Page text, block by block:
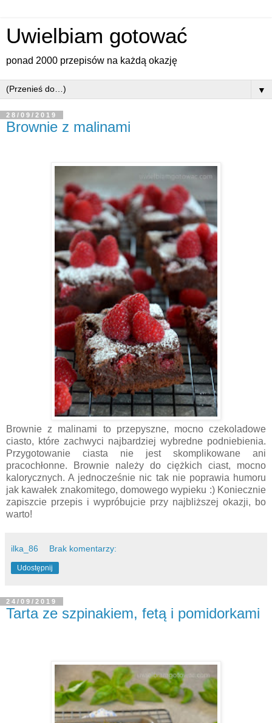
Uwielbiam gotować
ponad 2000 przepisów na każdą okazję
▼
28/09/2019
Brownie z malinami
Brownie z malinami to przepyszne, mocno czekoladowe
ciasto, które zachwyci najbardziej wybredne podniebienia.
Przygotowanie ciasta nie jest skomplikowane ani
pracochłonne. Brownie należy do ciężkich ciast, mocno
kalorycznych. A jednocześnie nic tak nie poprawia humoru
jak kawałek znakomitego, domowego wypieku :) Koniecznie
zapiszcie przepis i wypróbujcie przy najbliższej okazji, bo
warto!
ilka_86 Brak komentarzy:
Udostępnij
24/09/2019
Tarta ze szpinakiem, fetą i pomidorkami